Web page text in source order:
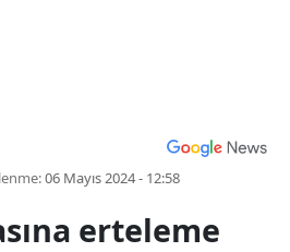
06 Mayıs 2024 - 12:58
erteleme